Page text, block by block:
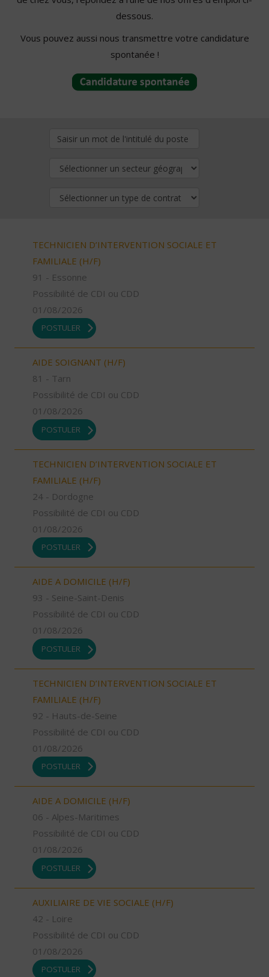
dessous.
Vous pouvez aussi nous transmettre votre candidature
spontanée !
TECHNICIEN D’INTERVENTION SOCIALE ET
FAMILIALE (H/F)
91 - Essonne
Possibilité de CDI ou CDD
01/08/2026
POSTULER
AIDE SOIGNANT (H/F)
81 - Tarn
Possibilité de CDI ou CDD
01/08/2026
POSTULER
TECHNICIEN D’INTERVENTION SOCIALE ET
FAMILIALE (H/F)
24 - Dordogne
Possibilité de CDI ou CDD
01/08/2026
POSTULER
AIDE A DOMICILE (H/F)
93 - Seine-Saint-Denis
Possibilité de CDI ou CDD
01/08/2026
POSTULER
TECHNICIEN D’INTERVENTION SOCIALE ET
FAMILIALE (H/F)
92 - Hauts-de-Seine
Possibilité de CDI ou CDD
01/08/2026
POSTULER
AIDE A DOMICILE (H/F)
06 - Alpes-Maritimes
Possibilité de CDI ou CDD
01/08/2026
POSTULER
AUXILIAIRE DE VIE SOCIALE (H/F)
42 - Loire
Possibilité de CDI ou CDD
01/08/2026
POSTULER